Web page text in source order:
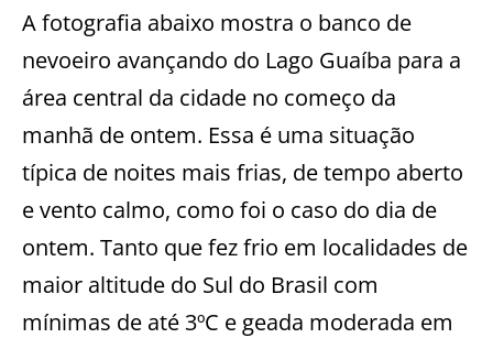
A fotografia abaixo mostra o banco de
nevoeiro avançando do Lago Guaíba para a
área central da cidade no começo da
manhã de ontem. Essa é uma situação
típica de noites mais frias, de tempo aberto
e vento calmo, como foi o caso do dia de
ontem. Tanto que fez frio em localidades de
maior altitude do Sul do Brasil com
mínimas de até 3ºC e geada moderada em